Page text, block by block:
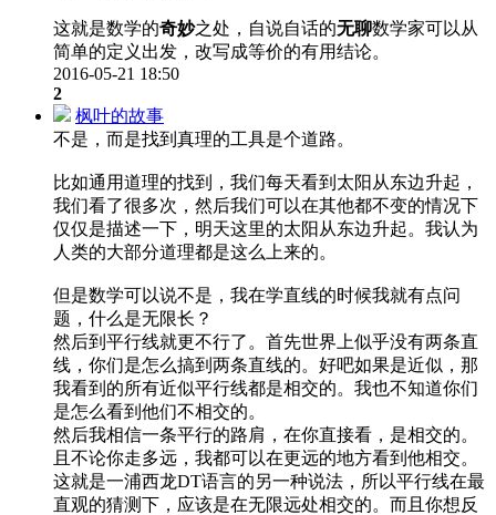
这就是数学的奇妙之处，自说自话的无聊数学家可以从
简单的定义出发，改写成等价的有用结论。
2016-05-21 18:50
2
枫叶的故事
不是，而是找到真理的工具是个道路。
比如通用道理的找到，我们每天看到太阳从东边升起，
我们看了很多次，然后我们可以在其他都不变的情况下
仅仅是描述一下，明天这里的太阳从东边升起。我认为
人类的大部分道理都是这么上来的。
但是数学可以说不是，我在学直线的时候我就有点问
题，什么是无限长？
然后到平行线就更不行了。首先世界上似乎没有两条直
线，你们是怎么搞到两条直线的。好吧如果是近似，那
我看到的所有近似平行线都是相交的。我也不知道你们
是怎么看到他们不相交的。
然后我相信一条平行的路肩，在你直接看，是相交的。
且不论你走多远，我都可以在更远的地方看到他相交。
这就是一浦西龙DT语言的另一种说法，所以平行线在最
直观的猜测下，应该是在无限远处相交的。而且你想反